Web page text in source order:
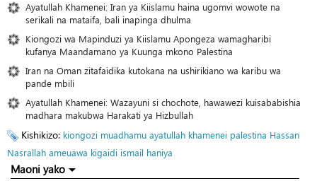
Ayatullah Khamenei: Iran ya Kiislamu haina ugomvi wowote na
serikali na mataifa, bali inapinga dhulma
Kiongozi wa Mapinduzi ya Kiislamu Apongeza wamagharibi
kufanya Maandamano ya Kuunga mkono Palestina
Iran na Oman zitafaidika kutokana na ushirikiano wa karibu wa
pande mbili
Ayatullah Khamenei: Wazayuni si chochote, hawawezi kuisababishia
madhara makubwa Harakati ya Hizbullah
Kishikizo: kiongozi muadhamu ayatullah khamenei palestina Hassan
Nasrallah ameuawa kigaidi ismail haniya
Maoni yako